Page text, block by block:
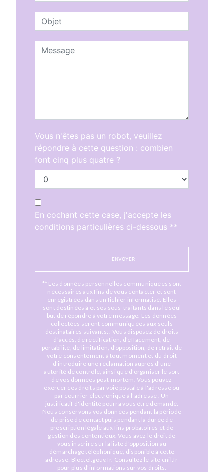
Vous n'êtes pas un robot, veuillez
répondre à cette question : combien
font cinq plus quatre ?
En cochant cette case, j'accepte les
conditions particulières ci-dessous **
ENVOYER
** Les données personnelles communiquées sont
nécessaires aux fins de vous contacter et sont
enregistrées dans un fichier informatisé. Elles
sont destinées à et ses sous-traitants dans le seul
but de répondre à votre message. Les données
collectées seront communiquées aux seuls
destinataires suivants: . Vous disposez de droits
d’accès, de rectification, d’effacement, de
portabilité, de limitation, d’opposition, de retrait de
votre consentement à tout moment et du droit
d’introduire une réclamation auprès d’une
autorité de contrôle, ainsi que d’organiser le sort
de vos données post-mortem. Vous pouvez
exercer ces droits par voie postale à l'adresse ou
par courrier électronique à l'adresse . Un
justificatif d'identité pourra vous être demandé.
Nous conservons vos données pendant la période
de prise de contact puis pendant la durée de
prescription légale aux fins probatoires et de
gestion des contentieux. Vous avez le droit de
vous inscrire sur la liste d'opposition au
démarchage téléphonique, disponible à cette
adresse: Bloctel.gouv.fr . Consultez le site cnil.fr
pour plus d’informations sur vos droits.